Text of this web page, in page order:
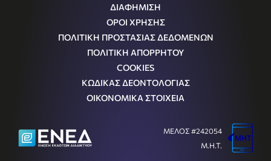
ΔΙΑΦΗΜΙΣΗ
ΟΡΟΙ ΧΡΗΣΗΣ
ΠΟΛΙΤΙΚΗ ΠΡΟΣΤΑΣΙΑΣ ΔΕΔΟΜΕΝΩΝ
ΠΟΛΙΤΙΚΗ ΑΠΟΡΡΗΤΟΥ
COOKIES
ΚΩΔΙΚΑΣ ΔΕΟΝΤΟΛΟΓΙΑΣ
ΟΙΚΟΝΟΜΙΚΑ ΣΤΟΙΧΕΙΑ
ΜΕΛΟΣ #242054
Μ.Η.Τ.